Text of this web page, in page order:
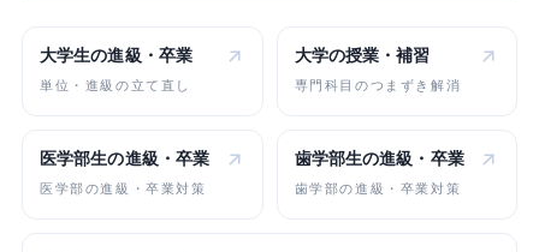
大学生の進級・卒業
単位・進級の立て直し
大学の授業・補習
専門科目のつまずき解消
医学部生の進級・卒業
医学部の進級・卒業対策
歯学部生の進級・卒業
歯学部の進級・卒業対策